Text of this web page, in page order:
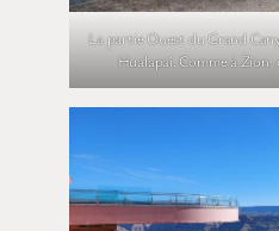
La partie Ouest du Grand
Hualapai. Comme à